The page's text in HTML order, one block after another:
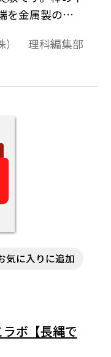
を金属製のハ
と縦波の基本
すが，これは
像では，ホー
す。コツが必
ところを同
，3倍振動，
できます。
） 理科編集部
気に入りに追加
ラボ【長縄で